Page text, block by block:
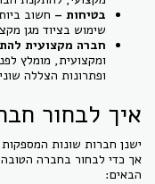
בטיחות – חשוב
שימוש בציוד מגן
חברה מקצועית
ומקצועית, מומלץ
ופתרונות הצללה
איך לבחור
ישנן חברות שונות
אך כדי לבחור בחברה
הבאים: